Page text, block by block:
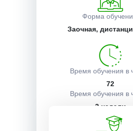
Форма
Заочная,
Время обучения в
72
Время обучения в
2 недели
Получаемые
Условия